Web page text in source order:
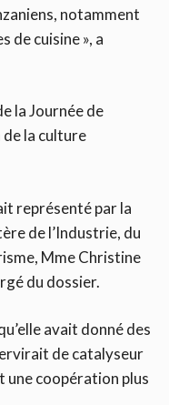
notamment
de cuisine », a
la Journée de
la culture
représenté par la
de l’Industrie, du
Mme Christine
du dossier.
avait donné des
de catalyseur
une coopération plus